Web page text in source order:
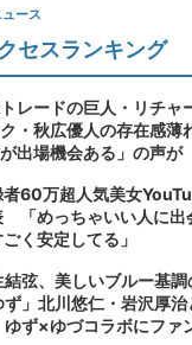
ース
セスランキング
レードの巨人・リチャ
・秋広優人の存在感薄
出場機会ある」の声が
者60万超人気美女
「めっちゃいい人に出
く安定してる」
結弦、美しいブルー基調
ず」北川悠仁・岩沢厚
ず×ゆづコラボにファ